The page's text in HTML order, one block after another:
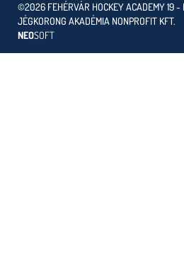
©2026 FEHÉRVÁR HOCKEY ACADEMY 19 -
JÉGKORONG AKADÉMIA NONPROFIT KFT.
NEOSOFT